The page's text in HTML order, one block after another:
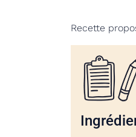
Recette